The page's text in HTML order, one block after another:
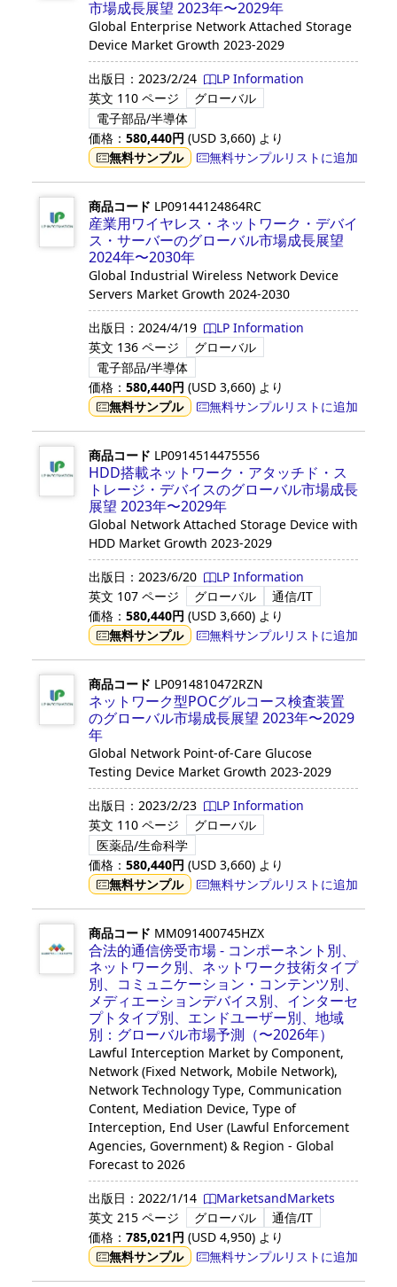
市場成長展望 2023年〜2029年
Global Enterprise Network Attached Storage
Device Market Growth 2023-2029
出版日： 2023/2/24
LP Information
英文 110 ページ
グローバル
電子部品/半導体
価格： 580,440円 (USD 3,660) より
無料サンプル
無料サンプルリストに追加
商品コード LP09144124864RC
産業用ワイヤレス・ネットワーク・デバイ
ス・サーバーのグローバル市場成長展望
2024年〜2030年
Global Industrial Wireless Network Device
Servers Market Growth 2024-2030
出版日： 2024/4/19
LP Information
英文 136 ページ
グローバル
電子部品/半導体
価格： 580,440円 (USD 3,660) より
無料サンプル
無料サンプルリストに追加
商品コード LP0914514475556
HDD搭載ネットワーク・アタッチド・ス
トレージ・デバイスのグローバル市場成長
展望 2023年〜2029年
Global Network Attached Storage Device with
HDD Market Growth 2023-2029
出版日： 2023/6/20
LP Information
英文 107 ページ グローバル
通信/IT
価格： 580,440円 (USD 3,660) より
無料サンプル
無料サンプルリストに追加
商品コード LP0914810472RZN
ネットワーク型POCグルコース検査装置
のグローバル市場成長展望 2023年〜2029
年
Global Network Point-of-Care Glucose
Testing Device Market Growth 2023-2029
出版日： 2023/2/23
LP Information
英文 110 ページ
グローバル
医薬品/生命科学
価格： 580,440円 (USD 3,660) より
無料サンプル
無料サンプルリストに追加
商品コード MM091400745HZX
合法的通信傍受市場 - コンポーネント別、
ネットワーク別、ネットワーク技術タイプ
別、コミュニケーション・コンテンツ別、
メディエーションデバイス別、インターセ
プトタイプ別、エンドユーザー別、地域
別：グローバル市場予測（〜2026年）
Lawful Interception Market by Component,
Network (Fixed Network, Mobile Network),
Network Technology Type, Communication
Content, Mediation Device, Type of
Interception, End User (Lawful Enforcement
Agencies, Government) & Region - Global
Forecast to 2026
出版日： 2022/1/14
MarketsandMarkets
英文 215 ページ グローバル
通信/IT
価格： 785,021円 (USD 4,950) より
無料サンプル
無料サンプルリストに追加